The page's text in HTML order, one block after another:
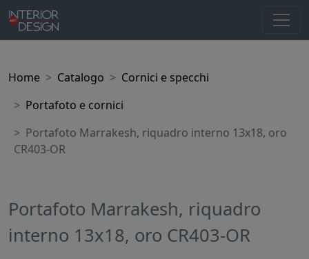
Home Catalogo
Cornici e specchi
Portafoto e cornici
Portafoto Marrakesh, riquadro interno 13x18, oro
CR403-OR
Portafoto Marrakesh, riquadro
interno 13x18, oro CR403-OR